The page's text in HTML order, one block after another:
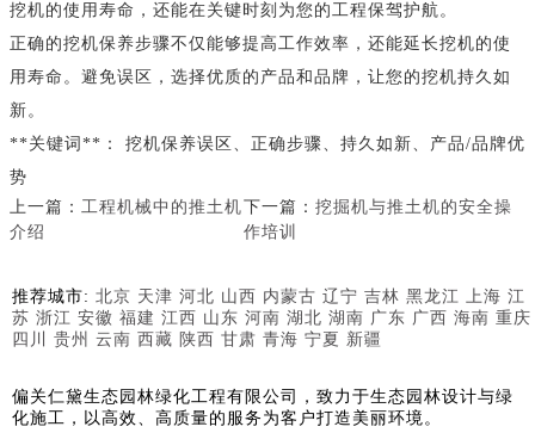
挖机的使用寿命，还能在关键时刻为您的工程保驾护航。
正确的挖机保养步骤不仅能够提高工作效率，还能延长挖机的使
用寿命。避免误区，选择优质的产品和品牌，让您的挖机持久如
新。
**关键词**： 挖机保养误区、正确步骤、持久如新、产品/品牌优
势
上一篇： 工程机械中的推土机
介绍
下一篇： 挖掘机与推土机的安全操
作培训
推荐城市: 北京 天津 河北 山西 内蒙古 辽宁 吉林 黑龙江 上海 江
苏 浙江 安徽 福建 江西 山东 河南 湖北 湖南 广东 广西 海南 重庆
四川
贵州 云南 西藏 陕西 甘肃 青海 宁夏 新疆
偏关仁黛生态园林绿化工程有限公司，致力于生态园林设计与绿
化施工，以高效、高质量的服务为客户打造美丽环境。